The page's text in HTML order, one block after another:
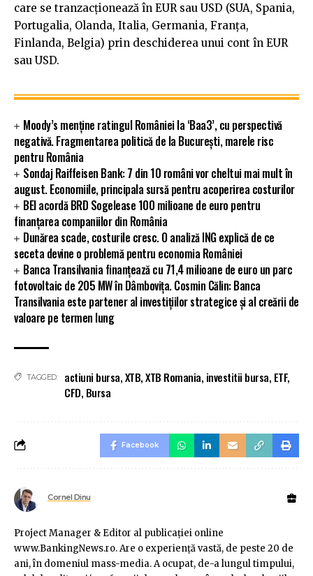
care se tranzacționează în EUR sau USD (SUA, Spania,
Portugalia, Olanda, Italia, Germania, Franța,
Finlanda, Belgia) prin deschiderea unui cont în EUR
sau USD.
Moody’s menține ratingul României la ‘Baa3’, cu perspectivă
negativă. Fragmentarea politică de la București, marele risc
pentru România
Sondaj Raiffeisen Bank: 7 din 10 români vor cheltui mai mult în
august. Economiile, principala sursă pentru acoperirea costurilor
BEI acordă BRD Sogelease 100 milioane de euro pentru
finanțarea companiilor din România
Dunărea scade, costurile cresc. O analiză ING explică de ce
seceta devine o problemă pentru economia României
Banca Transilvania finanțează cu 71,4 milioane de euro un parc
fotovoltaic de 205 MW în Dâmbovița. Cosmin Călin: Banca
Transilvania este partener al investițiilor strategice și al creării de
valoare pe termen lung
TAGGED: actiuni bursa,XTB,XTB Romania, investitii bursa, ETF,
CFD, Bursa
Facebook
Cornel Dinu
Project Manager & Editor al publicaţiei online
www.BankingNews.ro. Are o experienţă vastă, de peste 20 de
ani, în domeniul mass-media. A ocupat, de-a lungul timpului,